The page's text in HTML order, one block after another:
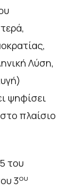
Λύση,
ψηφίσει
πλαίσιο
του
3ου